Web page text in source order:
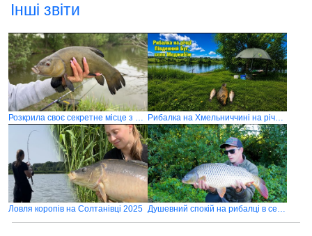
Інші звіти
Розкрила своє секретне місце з линами Рибалка на Хмельниччині на річці Південний Буг, село Меджибіж
Ловля коропів на Солтанівці 2025 Душевний спокій на рибалці в селі Гаї